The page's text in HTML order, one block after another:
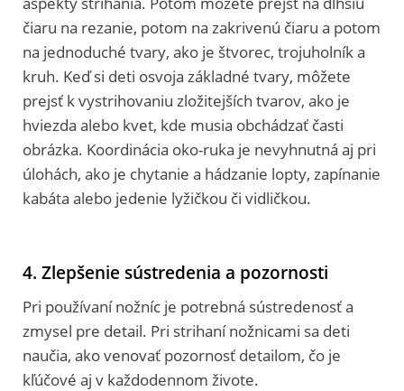
čiaru na rezanie, potom na zakrivenú čiaru a potom
na jednoduché tvary, ako je štvorec, trojuholník a
kruh. Keď si deti osvoja základné tvary, môžete
prejsť k vystrihovaniu zložitejších tvarov, ako je
hviezda alebo kvet, kde musia obchádzať časti
obrázka. Koordinácia oko-ruka je nevyhnutná aj pri
úlohách, ako je chytanie a hádzanie lopty, zapínanie
kabáta alebo jedenie lyžičkou či vidličkou.
4. Zlepšenie sústredenia a pozornosti
Pri používaní nožníc je potrebná sústredenosť a
zmysel pre detail. Pri strihaní nožnicami sa deti
naučia, ako venovať pozornosť detailom, čo je
kľúčové aj v každodennom živote.